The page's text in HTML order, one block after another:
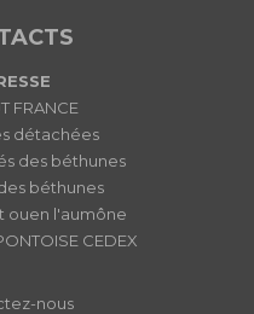
FRANCE
détachées
des béthunes
béthunes
ouen l'aumône
CEDEX
nous